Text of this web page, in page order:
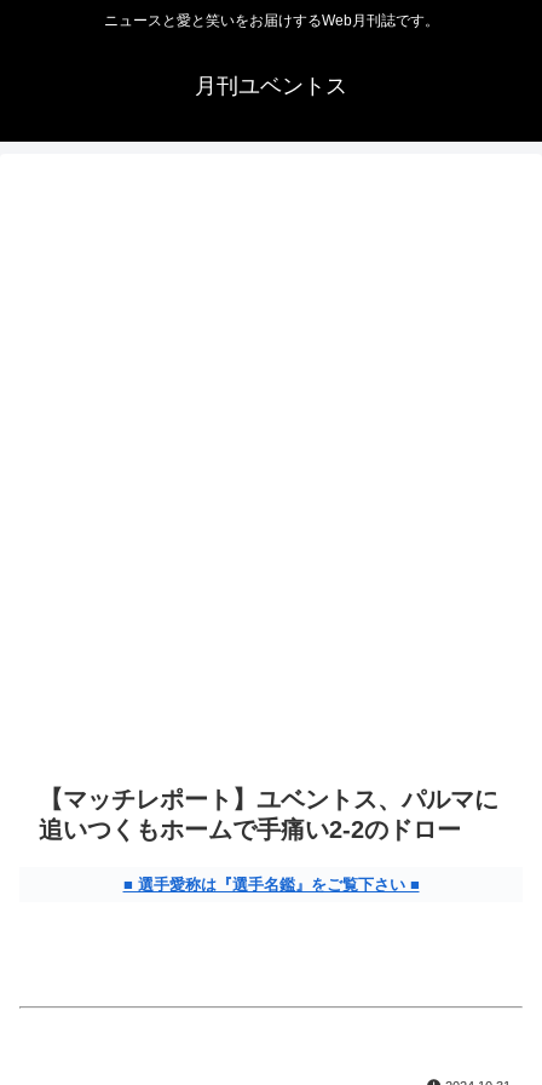
ニュースと愛と笑いをお届けするWeb月刊誌です。
月刊ユベントス
【マッチレポート】ユベントス、パルマに
追いつくもホームで手痛い2-2のドロー
■ 選手愛称は『選手名鑑』をご覧下さい ■